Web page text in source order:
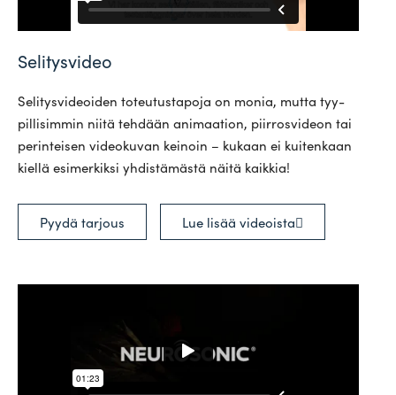
Selitysvideo
Seli­tys­vi­deoiden toteu­tus­tapoja on monia, mutta tyy­
pil­li­simmin niitä tehdään ani­maation, piir­ros­videon tai
perin­teisen video­kuvan keinoin – kukaan ei kui­tenkaan
kiellä esi­mer­kiksi yhdis­tä­mästä näitä kaikkia!
Pyydä tarjous Lue lisää videoista